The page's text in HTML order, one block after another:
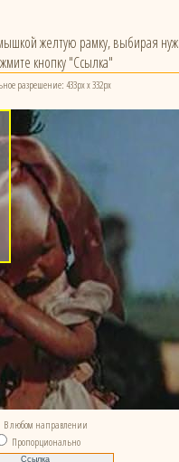
желтую рамку, выбирая
кнопку "Ссылка"
разрешение: 433px x 332px
В любом направлении
Пропорционально